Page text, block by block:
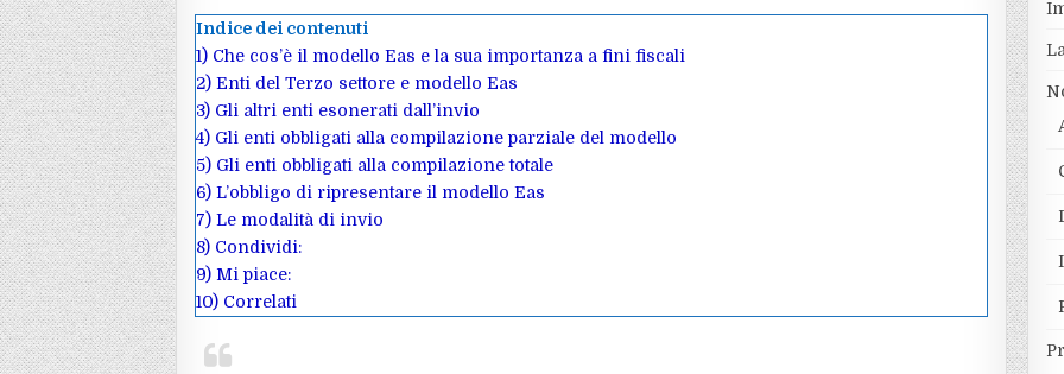
Indice dei contenuti
1) Che cos’è il modello Eas e la sua importanza a fini fiscali
2) Enti del Terzo settore e modello Eas
3) Gli altri enti esonerati dall’invio
4) Gli enti obbligati alla compilazione parziale del modello
5) Gli enti obbligati alla compilazione totale
6) L’obbligo di ripresentare il modello Eas
7) Le modalità di invio
8) Condividi:
9) Mi piace:
10) Correlati